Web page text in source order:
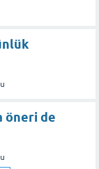
öneri de